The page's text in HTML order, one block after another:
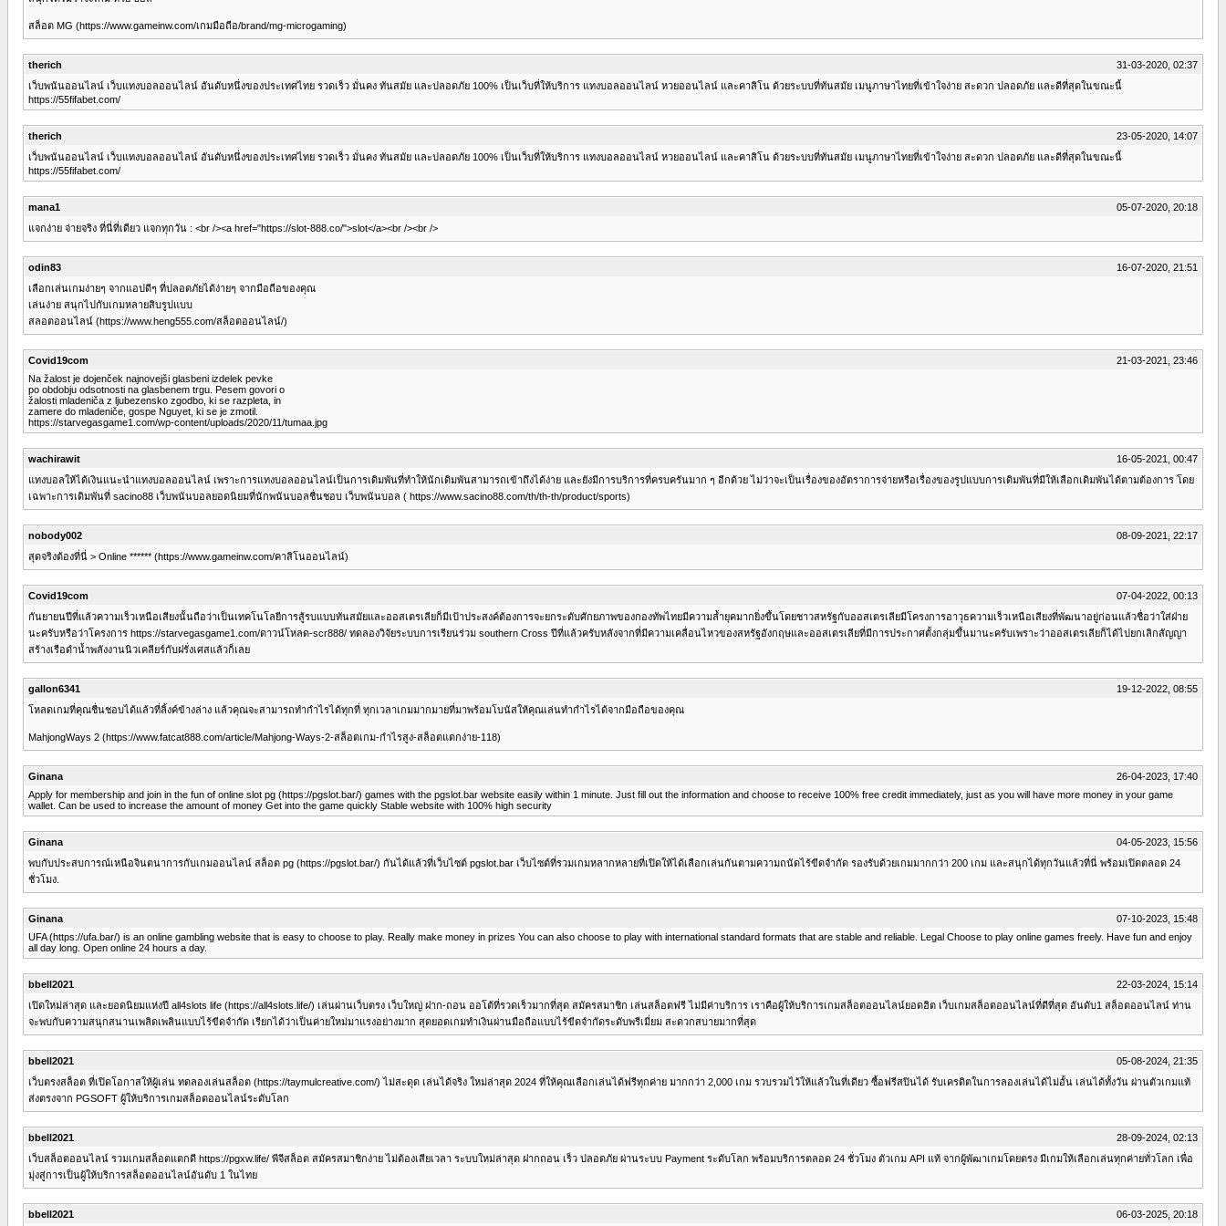
สล็อต MG (https://www.gameinw.com/เกมมือถือ/brand/mg-microgaming)
therich
31-03-2020, 02:37
เว็บพนันออนไลน์ เว็บแทงบอลออนไลน์ อันดับหนึ่งของประเทศไทย รวดเร็ว มั่นคง ทันสมัย และปลอดภัย 100% เป็นเว็บที่ให้บริการ แทงบอลออนไลน์ หวยออนไลน์ และคาสิโน ด้วยระบบที่ทันสมัย เมนูภาษาไทยที่เข้าใจง่าย สะดวก ปลอดภัย และดีที่สุดในขณะนี้
https://55fifabet.com/
therich
23-05-2020, 14:07
เว็บพนันออนไลน์ เว็บแทงบอลออนไลน์ อันดับหนึ่งของประเทศไทย รวดเร็ว มั่นคง ทันสมัย และปลอดภัย 100% เป็นเว็บที่ให้บริการ แทงบอลออนไลน์ หวยออนไลน์ และคาสิโน ด้วยระบบที่ทันสมัย เมนูภาษาไทยที่เข้าใจง่าย สะดวก ปลอดภัย และดีที่สุดในขณะนี้
https://55fifabet.com/
mana1
05-07-2020, 20:18
แจกง่าย จ่ายจริง ที่นี่ที่เดียว แจกทุกวัน : <br /><a href="https://slot-888.co/">slot</a><br /><br />
odin83
16-07-2020, 21:51
เลือกเล่นเกมง่ายๆ จากแอปดีๆ ที่ปลอดภัยได้ง่ายๆ จากมือถือของคุณ
เล่นง่าย สนุกไปกับเกมหลายสิบรูปแบบ
สลอตออนไลน์ (https://www.heng555.com/สล็อตออนไลน์/)
Covid19com
21-03-2021, 23:46
Na žalost je dojenček najnovejši glasbeni izdelek pevke
po obdobju odsotnosti na glasbenem trgu. Pesem govori o
žalosti mladeniča z ljubezensko zgodbo, ki se razpleta, in
zamere do mladeniče, gospe Nguyet, ki se je zmotil.
https://starvegasgame1.com/wp-content/uploads/2020/11/tumaa.jpg
wachirawit
16-05-2021, 00:47
แทงบอลให้ได้เงินแนะนำแทงบอลออนไลน์ เพราะการแทงบอลออนไลน์เป็นการเดิมพันที่ทำให้นักเดิมพันสามารถเข้าถึงได้ง่าย และยังมีการบริการที่ครบครันมาก ๆ อีกด้วย ไม่ว่าจะเป็นเรื่องของอัตราการจ่ายหรือเรื่องของรูปแบบการเดิมพันที่มีให้เลือกเดิมพันได้ตามต้องการ โดย
เฉพาะการเดิมพันที่ sacino88 เว็บพนันบอลยอดนิยมที่นักพนันบอลชื่นชอบ เว็บพนันบอล ( https://www.sacino88.com/th/th-th/product/sports)
nobody002
08-09-2021, 22:17
สุดจริงต้องที่นี่ > Online ****** (https://www.gameinw.com/คาสิโนออนไลน์)
Covid19com
07-04-2022, 00:13
กันยายนปีที่แล้วความเร็วเหนือเสียงนั้นถือว่าเป็นเทคโนโลยีการสู้รบแบบทันสมัยและออสเตรเลียก็มีเป้าประสงค์ต้องการจะยกระดับศักยภาพของกองทัพไทยมีความล้ำยุคมากยิ่งขึ้นโดยชาวสหรัฐกับออสเตรเลียมีโครงการอาวุธความเร็วเหนือเสียงที่พัฒนาอยู่ก่อนแล้วชื่อว่าใส่ฝ่าย
นะครับหรือว่าโครงการ https://starvegasgame1.com/ดาวน์โหลด-scr888/ ทดลองวิจัยระบบการเรียนร่วม southern Cross ปีที่แล้วครับหลังจากที่มีความเคลื่อนไหวของสหรัฐอังกฤษและออสเตรเลียที่มีการประกาศตั้งกลุ่มขึ้นมานะครับเพราะว่าออสเตรเลียก็ได้ไปยกเลิกสัญญา
สร้างเรือดำน้ำพลังงานนิวเคลียร์กับฝรั่งเศสแล้วก็เลย
gallon6341
19-12-2022, 08:55
โหลดเกมที่คุณชื่นชอบได้แล้วที่ลิ้งค์ข้างล่าง แล้วคุณจะสามารถทำกำไรได้ทุกที่ ทุกเวลาเกมมากมายที่มาพร้อมโบนัสให้คุณเล่นทำกำไรได้จากมือถือของคุณ
MahjongWays 2 (https://www.fatcat888.com/article/Mahjong-Ways-2-สล็อตเกม-กำไรสูง-สล็อตแตกง่าย-118)
Ginana
26-04-2023, 17:40
Apply for membership and join in the fun of online slot pg (https://pgslot.bar/) games with the pgslot.bar website easily within 1 minute. Just fill out the information and choose to receive 100% free credit immediately, just as you will have more money in your game
wallet. Can be used to increase the amount of money Get into the game quickly Stable website with 100% high security
Ginana
04-05-2023, 15:56
พบกับประสบการณ์เหนือจินตนาการกับเกมออนไลน์ สล็อต pg (https://pgslot.bar/) กันได้แล้วที่เว็บไซต์ pgslot.bar เว็บไซต์ที่รวมเกมหลากหลายที่เปิดให้ได้เลือกเล่นกันตามความถนัดไร้ขีดจำกัด รองรับด้วยเกมมากกว่า 200 เกม และสนุกได้ทุกวันแล้วที่นี่ พร้อมเปิดตลอด 24
ชั่วโมง.
Ginana
07-10-2023, 15:48
UFA (https://ufa.bar/) is an online gambling website that is easy to choose to play. Really make money in prizes You can also choose to play with international standard formats that are stable and reliable. Legal Choose to play online games freely. Have fun and enjoy
all day long. Open online 24 hours a day.
bbell2021
22-03-2024, 15:14
เปิดใหม่ล่าสุด และยอดนิยมแห่งปี all4slots life (https://all4slots.life/) เล่นผ่านเว็บตรง เว็บใหญ่ ฝาก-ถอน ออโต้ที่รวดเร็วมากที่สุด สมัครสมาชิก เล่นสล็อตฟรี ไม่มีค่าบริการ เราคือผู้ให้บริการเกมสล็อตออนไลน์ยอดฮิต เว็บเกมสล็อตออนไลน์ที่ดีที่สุด อันดับ1 สล็อตออนไลน์ ท่าน
จะพบกับความสนุกสนานเพลิดเพลินแบบไร้ขีดจำกัด เรียกได้ว่าเป็นค่ายใหม่มาแรงอย่างมาก สุดยอดเกมทำเงินผ่านมือถือแบบไร้ขีดจำกัดระดับพรีเมี่ยม สะดวกสบายมากที่สุด
bbell2021
05-08-2024, 21:35
เว็บตรงสล็อต ที่เปิดโอกาสให้ผู้เล่น ทดลองเล่นสล็อต (https://taymulcreative.com/) ไม่สะดุด เล่นได้จริง ใหม่ล่าสุด 2024 ที่ให้คุณเลือกเล่นได้ฟรีทุกค่าย มากกว่า 2,000 เกม รวบรวมไว้ให้แล้วในที่เดียว ซื้อฟรีสปินได้ รับเครดิตในการลองเล่นได้ไม่อั้น เล่นได้ทั้งวัน ผ่านตัวเกมแท้
ส่งตรงจาก PGSOFT ผู้ให้บริการเกมสล็อตออนไลน์ระดับโลก
bbell2021
28-09-2024, 02:13
เว็บสล็อตออนไลน์ รวมเกมสล็อตแตกดี https://pgxw.life/ พีจีสล็อต สมัครสมาชิกง่าย ไม่ต้องเสียเวลา ระบบใหม่ล่าสุด ฝากถอน เร็ว ปลอดภัย ผ่านระบบ Payment ระดับโลก พร้อมบริการตลอด 24 ชั่วโมง ตัวเกม API แท้ จากผู้พัฒาเกมโดยตรง มีเกมให้เลือกเล่นทุกค่ายทั่วโลก เพื่อ
มุ่งสู่การเป็นผู้ให้บริการสล็อตออนไลน์อันดับ 1 ในไทย
bbell2021 06-03-2025, 20:18